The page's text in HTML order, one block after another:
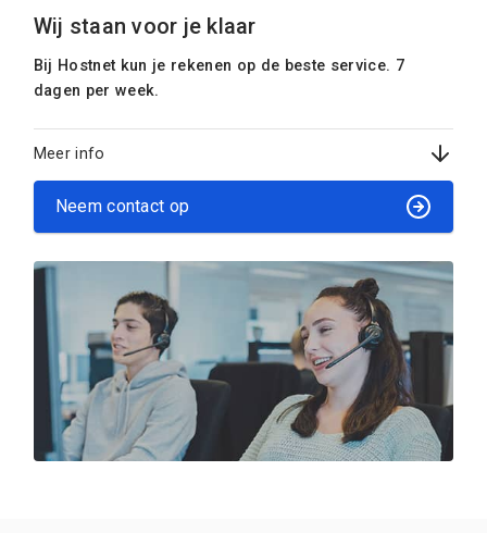
Wij staan voor je klaar
Bij Hostnet kun je rekenen op de beste service. 7
dagen per week.
Meer info
Neem contact op